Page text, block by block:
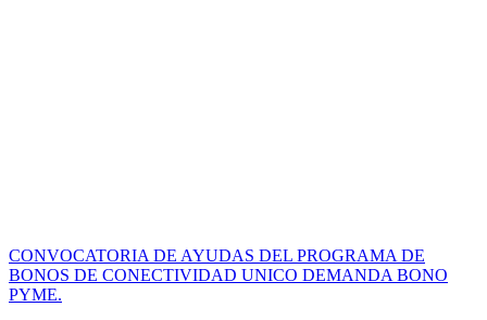
CONVOCATORIA DE AYUDAS DEL PROGRAMA DE
BONOS DE CONECTIVIDAD UNICO DEMANDA BONO
PYME.